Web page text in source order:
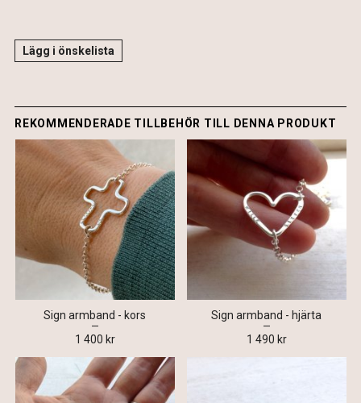
Lägg i önskelista
REKOMMENDERADE TILLBEHÖR TILL DENNA PRODUKT
Sign armband - kors
1 400 kr
Sign armband - hjärta
1 490 kr